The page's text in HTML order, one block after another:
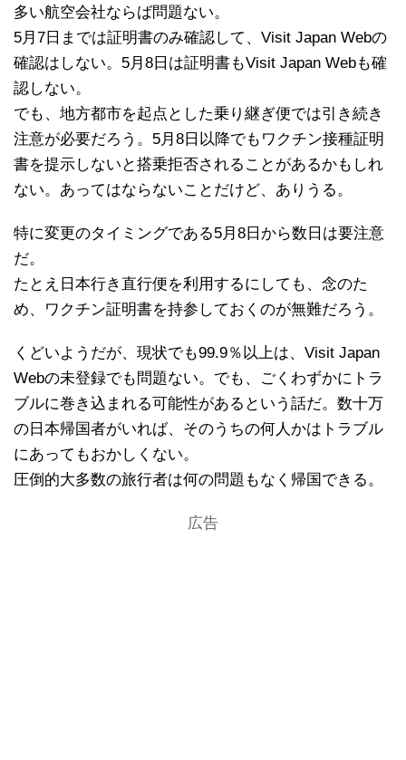
多い航空会社ならば問題ない。
5月7日までは証明書のみ確認して、Visit Japan Webの
確認はしない。5月8日は証明書もVisit Japan Webも確
認しない。
でも、地方都市を起点とした乗り継ぎ便では引き続き
注意が必要だろう。5月8日以降でもワクチン接種証明
書を提示しないと搭乗拒否されることがあるかもしれ
ない。あってはならないことだけど、ありうる。
特に変更のタイミングである5月8日から数日は要注意
だ。
たとえ日本行き直行便を利用するにしても、念のた
め、ワクチン証明書を持参しておくのが無難だろう。
くどいようだが、現状でも99.9％以上は、Visit Japan
Webの未登録でも問題ない。でも、ごくわずかにトラ
ブルに巻き込まれる可能性があるという話だ。数十万
の日本帰国者がいれば、そのうちの何人かはトラブル
にあってもおかしくない。
圧倒的大多数の旅行者は何の問題もなく帰国できる。
広告